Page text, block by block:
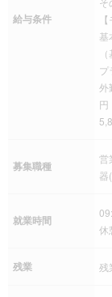
給与条件
プ
外
円
募集職種
営
器
就業時間
休
残業 残